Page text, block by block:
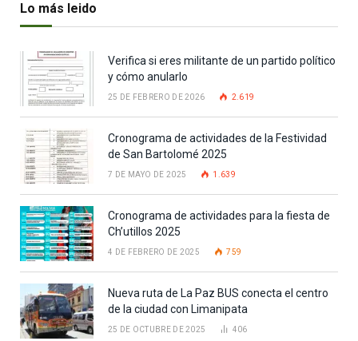
Lo más leido
Verifica si eres militante de un partido político
y cómo anularlo
25 DE FEBRERO DE 2026 2.619
Cronograma de actividades de la Festividad
de San Bartolomé 2025
7 DE MAYO DE 2025 1.639
Cronograma de actividades para la fiesta de
Ch’utillos 2025
4 DE FEBRERO DE 2025 759
Nueva ruta de La Paz BUS conecta el centro
de la ciudad con Limanipata
25 DE OCTUBRE DE 2025 406